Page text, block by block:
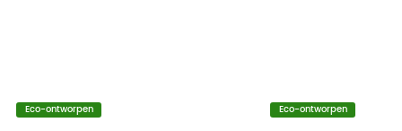
Eco-ontworpen Eco-ontworpen